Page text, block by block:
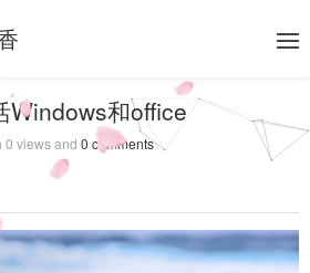
Windows和office
0 views and 0 comments